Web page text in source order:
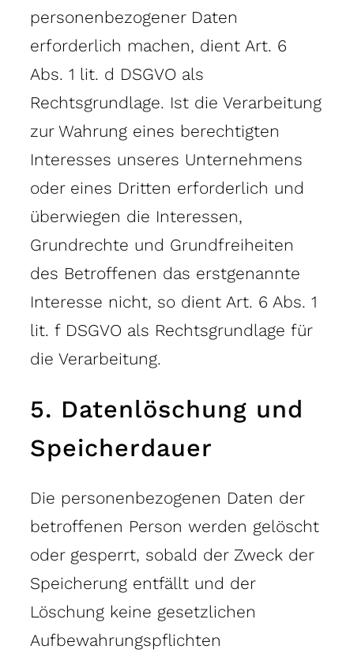
personenbezogener Daten
erforderlich machen, dient Art. 6
Abs. 1 lit. d DSGVO als
Rechtsgrundlage. Ist die Verarbeitung
zur Wahrung eines berechtigten
Interesses unseres Unternehmens
oder eines Dritten erforderlich und
überwiegen die Interessen,
Grundrechte und Grundfreiheiten
des Betroffenen das erstgenannte
Interesse nicht, so dient Art. 6 Abs. 1
lit. f DSGVO als Rechtsgrundlage für
die Verarbeitung.
5. Datenlöschung und
Speicherdauer
Die personenbezogenen Daten der
betroffenen Person werden gelöscht
oder gesperrt, sobald der Zweck der
Speicherung entfällt und der
Löschung keine gesetzlichen
Aufbewahrungspflichten